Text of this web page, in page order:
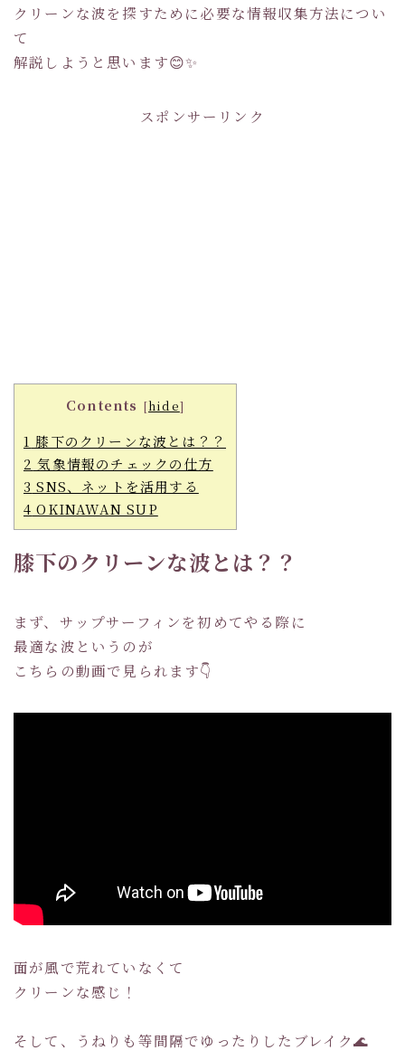
クリーンな波を探すために必要な情報収集方法につい
て
解説しようと思います😊✨
スポンサーリンク
Contents [hide]
1 膝下のクリーンな波とは？？
2 気象情報のチェックの仕方
3 SNS、ネットを活用する
4 OKINAWAN SUP
膝下のクリーンな波とは？？
まず、サップサーフィンを初めてやる際に
最適な波というのが
こちらの動画で見られます👇
面が風で荒れていなくて
クリーンな感じ！
そして、うねりも等間隔でゆったりしたブレイク🌊